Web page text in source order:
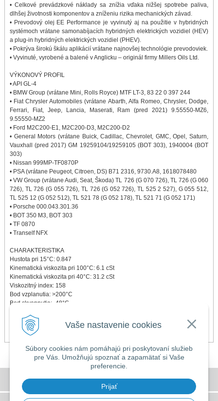
Vaše nastavenie cookies
Súbory cookies nám pomáhajú pri poskytovaní služieb
pre Vás. Umožňujú spoznať a zapamätať si Vaše
preferencie.
Prijať
• Celkové prevádzkové náklady sa znížia vďaka nižšej spotrebe paliva,
dlhšej životnosti komponentov a zníženiu rizika mechanických závad.
• Prevodový olej EE Performance je vyvinutý aj na použitie v hybridných
systémoch vrátane samonabíjacích hybridných elektrických vozidiel (HEV)
a plug-in hybridných elektrických vozidiel (PHEV).
• Pokrýva širokú škálu aplikácií vrátane najnovšej technológie prevodoviek.
• Vyvinuté, vyrobené a balené v Anglicku – originál firmy Millers Oils Ltd.
VÝKONOVÝ PROFIL
• API GL-4
• BMW Group (vrátane Mini, Rolls Royce) MTF LT-3, 83 22 0 397 244
• Fiat Chrysler Automobiles (vrátane Abarth, Alfa Romeo, Chrysler, Dodge,
Ferrari, Fiat, Jeep, Lancia, Maserati, Ram (pred 2021) 9.55550-MZ6,
9.55550-MZ2
• Ford M2C200-E1, M2C200-D3, M2C200-D2
• General Motors (vrátane Buick, Cadillac, Chevrolet, GMC, Opel, Saturn,
Vauxhall (pred 2017) GM 19259104/19259105 (BOT 303), 1940004 (BOT
303)
• Nissan 999MP-TF0870P
• PSA (vrátane Peugeot, Citroen, DS) B71 2316, 9730.A8, 1618078480
• VW Group (vrátane Audi, Seat, Škoda) TL 726 (G 070 726), TL 726 (G 060
726), TL 726 (G 055 726), TL 726 (G 052 726), TL 525 2 527), G 055 512,
TL 525 12 (G 052 512), TL 521 78 (G 052 178), TL 521 71 (G 052 171)
• Porsche 000.043.301.36
• BOT 350 M3, BOT 303
• TF 0870
• Tranself NFX
CHARAKTERISTIKA
Hustota pri 15°C: 0.847
Kinematická viskozita pri 100°C: 6.1 cSt
Kinematická viskozita pri 40°C: 31.2 cSt
Viskozitný index: 158
Bod vzplanutia: >200°C
Bod skvapnutia: -48°C
STIAHNUŤ BEZPEČNOSTNÝ LIST
Všeobecné obchodné podmienky
DOVOLENKA 3. - 7. augusta 2026
Predajňa bude ZATVORENÁ a vytvorené
objednávky začneme vybavovať 10.8.2026.